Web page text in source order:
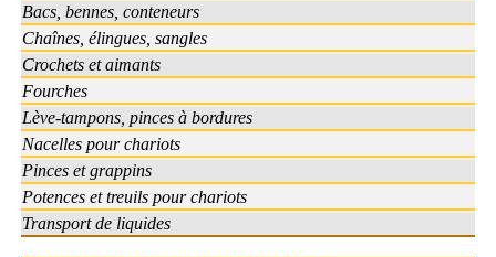
Bacs, bennes, conteneurs
Chaînes, élingues, sangles
Crochets et aimants
Fourches
Lève-tampons, pinces à bordures
Nacelles pour chariots
Pinces et grappins
Potences et treuils pour chariots
Transport de liquides